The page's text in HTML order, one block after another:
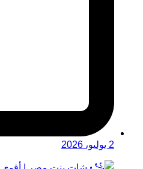
2 يوليو، 2026